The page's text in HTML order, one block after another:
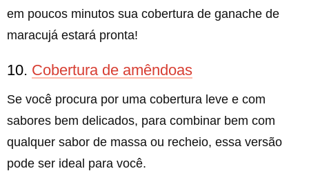
em poucos minutos sua cobertura de ganache de
maracujá estará pronta!
10. Cobertura de amêndoas
Se você procura por uma cobertura leve e com
sabores bem delicados, para combinar bem com
qualquer sabor de massa ou recheio, essa versão
pode ser ideal para você.